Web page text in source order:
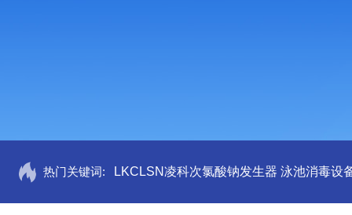
热门关键词: LKCLSN凌科次氯酸钠发生器 泳池消毒设